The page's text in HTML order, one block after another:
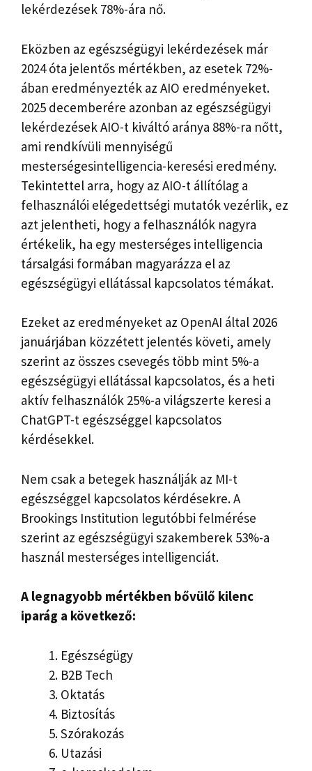
lekérdezések 78%-ára nő.
Eközben az egészségügyi lekérdezések már
2024 óta jelentős mértékben, az esetek 72%-
ában eredményezték az AIO eredményeket.
2025 decemberére azonban az egészségügyi
lekérdezések AIO-t kiváltó aránya 88%-ra nőtt,
ami rendkívüli mennyiségű
mesterségesintelligencia-keresési eredmény.
Tekintettel arra, hogy az AIO-t állítólag a
felhasználói elégedettségi mutatók vezérlik, ez
azt jelentheti, hogy a felhasználók nagyra
értékelik, ha egy mesterséges intelligencia
társalgási formában magyarázza el az
egészségügyi ellátással kapcsolatos témákat.
Ezeket az eredményeket az OpenAI által 2026
januárjában közzétett jelentés követi, amely
szerint az összes csevegés több mint 5%-a
egészségügyi ellátással kapcsolatos, és a heti
aktív felhasználók 25%-a világszerte keresi a
ChatGPT-t egészséggel kapcsolatos
kérdésekkel.
Nem csak a betegek használják az MI-t
egészséggel kapcsolatos kérdésekre. A
Brookings Institution legutóbbi felmérése
szerint az egészségügyi szakemberek 53%-a
használ mesterséges intelligenciát.
A legnagyobb mértékben bővülő kilenc
iparág a következő:
Egészségügy
B2B Tech
Oktatás
Biztosítás
Szórakozás
Utazási